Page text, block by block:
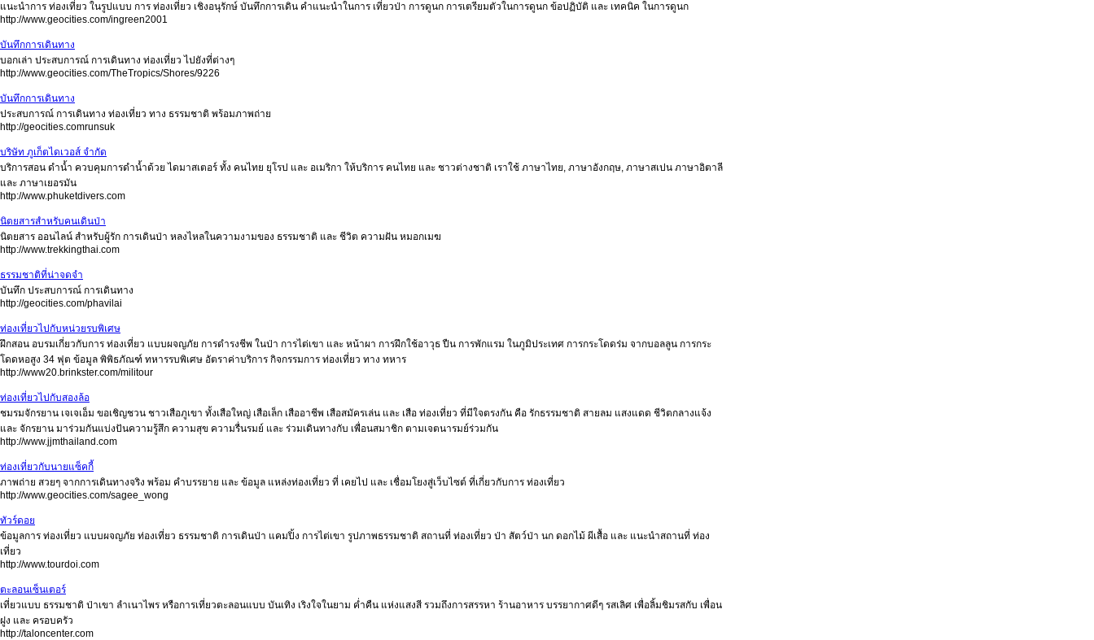
แนะนำการ ท่องเที่ยว ในรูปแบบ การ ท่องเที่ยว เชิงอนุรักษ์ บันทึกการเดิน คำแนะนำในการ เที่ยวป่า การดูนก การเตรียมตัวในการดูนก ข้อปฏิบัติ และ เทคนิค ในการดูนก
http://www.geocities.com/ingreen2001
บันทึกการเดินทาง
บอกเล่า ประสบการณ์ การเดินทาง ท่องเที่ยว ไปยังที่ต่างๆ
http://www.geocities.com/TheTropics/Shores/9226
บันทึกการเดินทาง
ประสบการณ์ การเดินทาง ท่องเที่ยว ทาง ธรรมชาติ พร้อมภาพถ่าย
http://geocities.comrunsuk
บริษัท ภูเก็ตไดเวอส์ จำกัด
บริการสอน ดำน้ำ ควบคุมการดำน้ำด้วย ไดมาสเตอร์ ทั้ง คนไทย ยุโรป และ อเมริกา ให้บริการ คนไทย และ ชาวต่างชาติ เราใช้ ภาษาไทย, ภาษาอังกฤษ, ภาษาสเปน ภาษาอิตาลี
และ ภาษาเยอรมัน
http://www.phuketdivers.com
นิตยสารสำหรับคนเดินป่า
นิตยสาร ออนไลน์ สำหรับผู้รัก การเดินป่า หลงไหลในความงามของ ธรรมชาติ และ ชีวิต ความฝัน หมอกเมฆ
http://www.trekkingthai.com
ธรรมชาติที่น่าจดจำ
บันทึก ประสบการณ์ การเดินทาง
http://geocities.com/phavilai
ท่องเที่ยวไปกับหน่วยรบพิเศษ
ฝึกสอน อบรมเกี่ยวกับการ ท่องเที่ยว แบบผจญภัย การดำรงชีพ ในป่า การไต่เขา และ หน้าผา การฝึกใช้อาวุธ ปืน การพักแรม ในภูมิประเทศ การกระโดดร่ม จากบอลลูน การกระ
โดดหอสูง 34 ฟุต ข้อมูล พิพิธภัณฑ์ ทหารรบพิเศษ อัตราค่าบริการ กิจกรรมการ ท่องเที่ยว ทาง ทหาร
http://www20.brinkster.com/militour
ท่องเที่ยวไปกับสองล้อ
ชมรมจักรยาน เจเจเอ็ม ขอเชิญชวน ชาวเสือภูเขา ทั้งเสือใหญ่ เสือเล็ก เสืออาชีพ เสือสมัครเล่น และ เสือ ท่องเที่ยว ที่มีใจตรงกัน คือ รักธรรมชาติ สายลม แสงแดด ชีวิตกลางแจ้ง
และ จักรยาน มาร่วมกันแบ่งปันความรู้สึก ความสุข ความรื่นรมย์ และ ร่วมเดินทางกับ เพื่อนสมาชิก ตามเจตนารมย์ร่วมกัน
http://www.jjmthailand.com
ท่องเที่ยวกับนายแซ็คกี้
ภาพถ่าย สวยๆ จากการเดินทางจริง พร้อม คำบรรยาย และ ข้อมูล แหล่งท่องเที่ยว ที่ เคยไป และ เชื่อมโยงสู่เว็บไซต์ ที่เกี่ยวกับการ ท่องเที่ยว
http://www.geocities.com/sagee_wong
ทัวร์ดอย
ข้อมูลการ ท่องเที่ยว แบบผจญภัย ท่องเที่ยว ธรรมชาติ การเดินป่า แคมปิ้ง การไต่เขา รูปภาพธรรมชาติ สถานที่ ท่องเที่ยว ป่า สัตว์ป่า นก ดอกไม้ ผีเสื้อ และ แนะนำสถานที่ ท่อง
เที่ยว
http://www.tourdoi.com
ตะลอนเซ็นเตอร์
เที่ยวแบบ ธรรมชาติ ป่าเขา ลำเนาไพร หรือการเที่ยวตะลอนแบบ บันเทิง เริงใจในยาม ค่ำคืน แห่งแสงสี รวมถึงการสรรหา ร้านอาหาร บรรยากาศดีๆ รสเลิศ เพื่อลิ้มชิมรสกับ เพื่อน
ฝูง และ ครอบครัว
http://taloncenter.com